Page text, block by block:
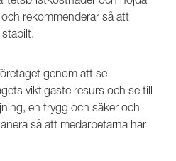
rekommenderar så att
genom att se
viktigaste resurs och se till
en trygg och säker och
så att medarbetarna har